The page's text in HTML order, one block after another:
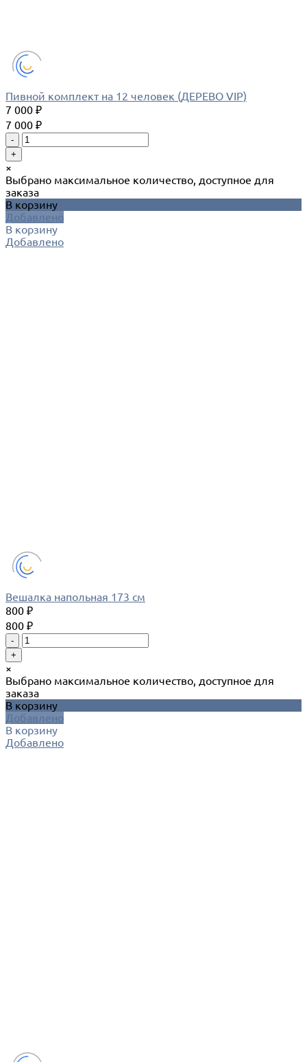
Пивной комплект на 12 человек (ДЕРЕВО VIP)
7 000 ₽
7 000 ₽
-
+
×
Выбрано максимальное количество, доступное для
заказа
В корзину
Добавлено
В корзину
Добавлено
Вешалка напольная 173 см
800 ₽
800 ₽
-
+
×
Выбрано максимальное количество, доступное для
заказа
В корзину
Добавлено
В корзину
Добавлено